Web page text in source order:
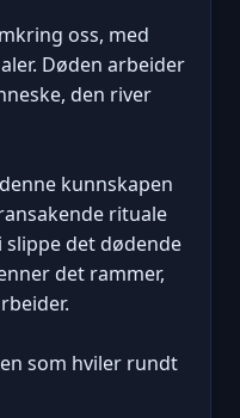
oss, med
Døden arbeider
den river
kunnskapen
rituale
slippe det dødende
det rammer,
som hviler rundt